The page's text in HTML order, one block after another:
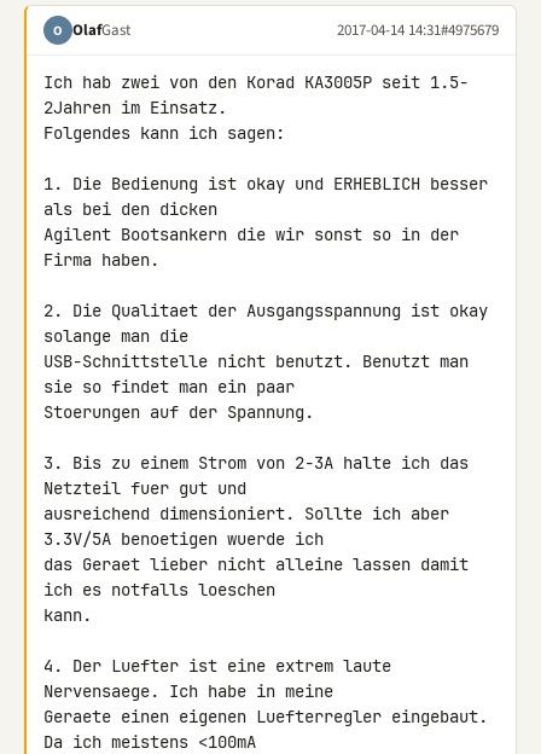
O OlafGast 2017-04-14 14:31#4975679
Ich hab zwei von den Korad KA3005P seit 1.5-
2Jahren im Einsatz.
Folgendes kann ich sagen:
1. Die Bedienung ist okay und ERHEBLICH besser
als bei den dicken
Agilent Bootsankern die wir sonst so in der
Firma haben.
2. Die Qualitaet der Ausgangsspannung ist okay
solange man die
USB-Schnittstelle nicht benutzt. Benutzt man
sie so findet man ein paar
Stoerungen auf der Spannung.
3. Bis zu einem Strom von 2-3A halte ich das
Netzteil fuer gut und
ausreichend dimensioniert. Sollte ich aber
3.3V/5A benoetigen wuerde ich
das Geraet lieber nicht alleine lassen damit
ich es notfalls loeschen
kann.
4. Der Luefter ist eine extrem laute
Nervensaege. Ich habe in meine
Geraete einen eigenen Luefterregler eingebaut.
Da ich meistens <100mA